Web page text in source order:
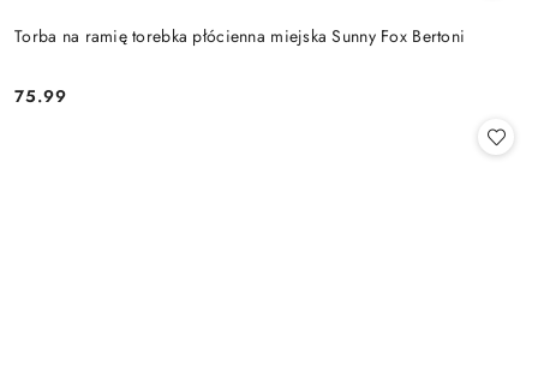
Torba na ramię torebka płócienna miejska Sunny Fox Bertoni
Cena:
75.99